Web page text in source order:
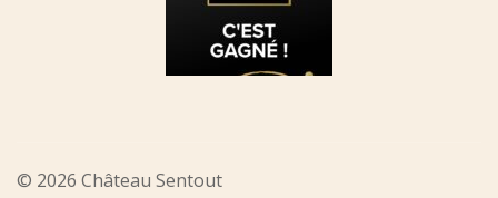
© 2026 Château Sentout